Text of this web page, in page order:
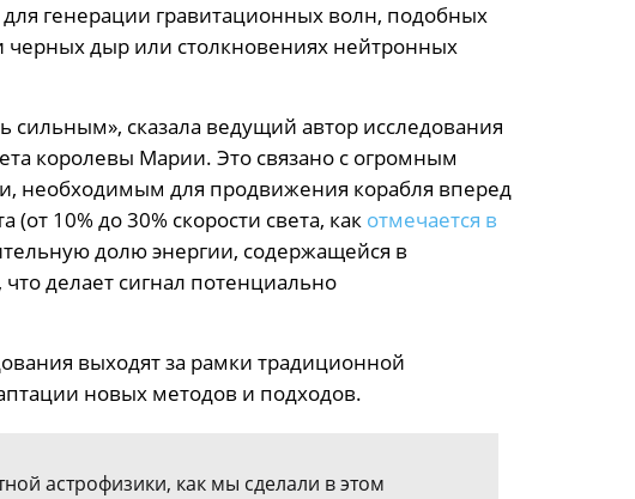
генерации гравитационных волн, подобных
дыр или столкновениях нейтронных
сильным», сказала ведущий автор исследования
королевы Марии. Это связано с огромным
необходимым для продвижения корабля вперед
(от 10% до 30% скорости света, как отмечается в
долю энергии, содержащейся в
делает сигнал потенциально
выходят за рамки традиционной
новых методов и подходов.
астрофизики, как мы сделали в этом